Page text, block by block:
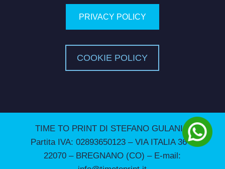
PRIVACY POLICY
COOKIE POLICY
TIME TO PRINT DI STEFANO GULANI –
Partita IVA: 02893650123 – VIA ITALIA 36 –
22070 – BREGNANO (CO) – E-mail: